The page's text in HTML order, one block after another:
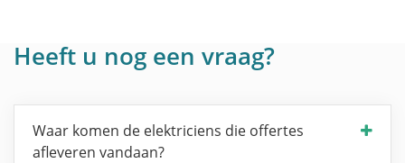
Heeft u nog een vraag?
Waar komen de elektriciens die offertes
afleveren vandaan?